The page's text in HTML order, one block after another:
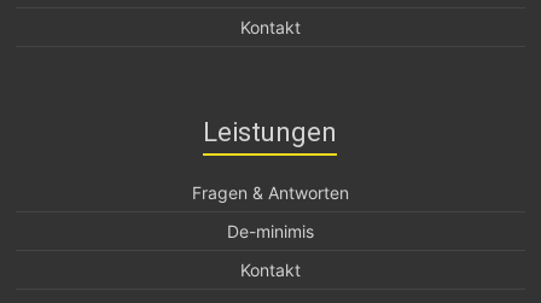
Kontakt
Leistungen
Fragen & Antworten
De-minimis
Kontakt